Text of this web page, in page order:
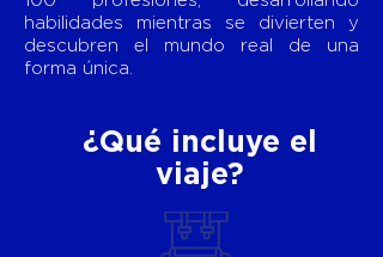
habilidades mientras se divierten y
descubren el mundo real de una
forma única.
¿Qué incluye el
viaje?